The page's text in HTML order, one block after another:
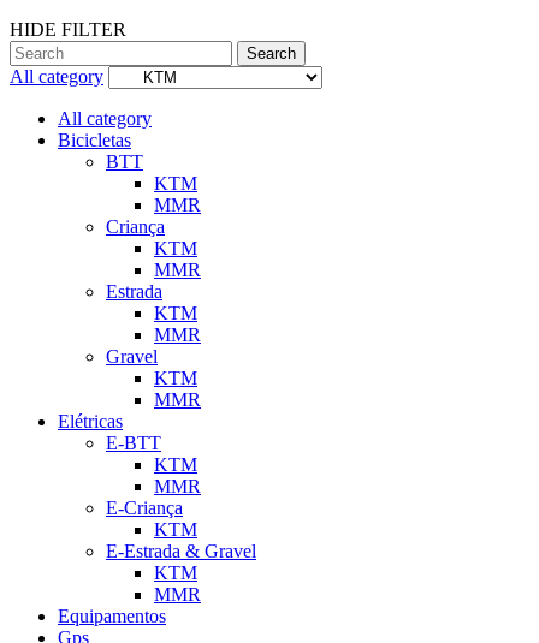
HIDE FILTER
Search
All category
All category
Bicicletas
BTT
KTM
MMR
Criança
KTM
MMR
Estrada
KTM
MMR
Gravel
KTM
MMR
Elétricas
E-BTT
KTM
MMR
E-Criança
KTM
E-Estrada & Gravel
KTM
MMR
Equipamentos
Gps